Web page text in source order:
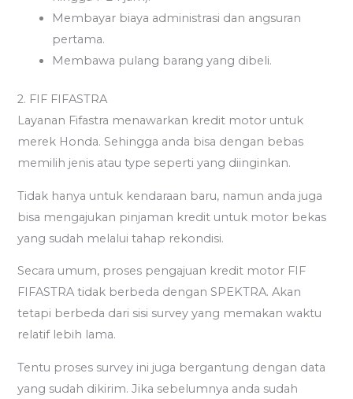
Membayar biaya administrasi dan angsuran
pertama.
Membawa pulang barang yang dibeli.
2. FIF FIFASTRA
Layanan Fifastra menawarkan kredit motor untuk
merek Honda. Sehingga anda bisa dengan bebas
memilih jenis atau type seperti yang diinginkan.
Tidak hanya untuk kendaraan baru, namun anda juga
bisa mengajukan pinjaman kredit untuk motor bekas
yang sudah melalui tahap rekondisi.
Secara umum, proses pengajuan kredit motor FIF
FIFASTRA tidak berbeda dengan SPEKTRA. Akan
tetapi berbeda dari sisi survey yang memakan waktu
relatif lebih lama.
Tentu proses survey ini juga bergantung dengan data
yang sudah dikirim. Jika sebelumnya anda sudah